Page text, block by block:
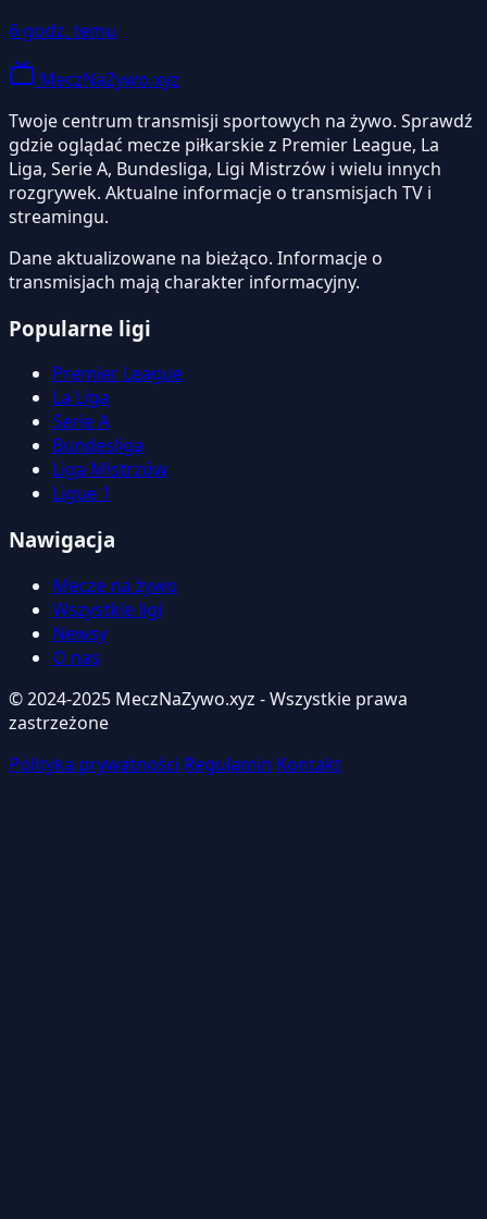
6 godz. temu
MeczNaZywo.xyz
Twoje centrum transmisji sportowych na żywo. Sprawdź
gdzie oglądać mecze piłkarskie z Premier League, La
Liga, Serie A, Bundesliga, Ligi Mistrzów i wielu innych
rozgrywek. Aktualne informacje o transmisjach TV i
streamingu.
Dane aktualizowane na bieżąco. Informacje o
transmisjach mają charakter informacyjny.
Popularne ligi
Premier League
La Liga
Serie A
Bundesliga
Liga Mistrzów
Ligue 1
Nawigacja
Mecze na żywo
Wszystkie ligi
Newsy
O nas
© 2024-2025 MeczNaZywo.xyz - Wszystkie prawa
zastrzeżone
Polityka prywatności Regulamin Kontakt